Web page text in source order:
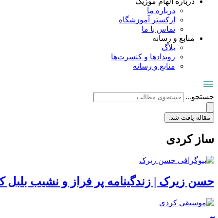
درباره ما
ارکستر آموزشگاه
تماس با ما
منابع و رسانه
بلاگ
رویدادها و کنسرت‌ها
منابع و رسانه
جستجو...
مقاله یافت شد.
ساز کردی
حسن زیرک | زندگینامه پر فراز و نشیب بلبل